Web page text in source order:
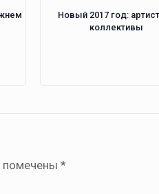
Новый 2017 год:
коллективы
помечены *